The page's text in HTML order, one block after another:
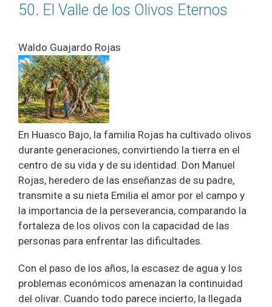
50. El Valle de los Olivos Eternos
Waldo Guajardo Rojas
En Huasco Bajo, la familia Rojas ha cultivado olivos
durante generaciones, convirtiendo la tierra en el
centro de su vida y de su identidad. Don Manuel
Rojas, heredero de las enseñanzas de su padre,
transmite a su nieta Emilia el amor por el campo y
la importancia de la perseverancia, comparando la
fortaleza de los olivos con la capacidad de las
personas para enfrentar las dificultades.
Con el paso de los años, la escasez de agua y los
problemas económicos amenazan la continuidad
del olivar. Cuando todo parece incierto, la llegada